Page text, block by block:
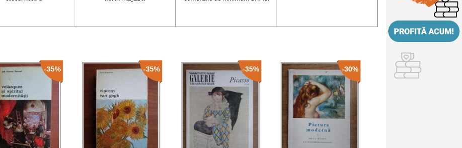
-35% -35% -35% -30%